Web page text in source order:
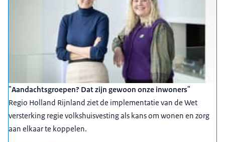
"Aandachtsgroepen? Dat zijn gewoon onze inwoners"
Regio Holland Rijnland ziet de implementatie van de Wet
versterking regie volkshuisvesting als kans om wonen en zorg
aan elkaar te koppelen.